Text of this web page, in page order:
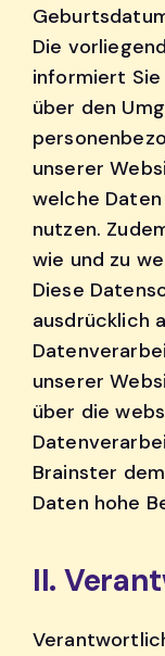
Die
informiert Sie
über den
unserer
welche
nutzen.
wie und zu
Diese
ausdrücklich
unserer
über die
Brainster
Daten hohe
II.